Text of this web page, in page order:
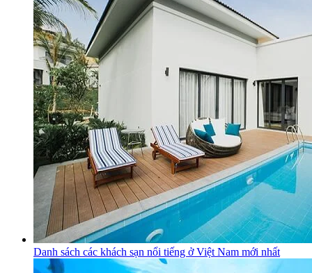
Danh sách các khách sạn nổi tiếng ở Việt Nam mới nhất